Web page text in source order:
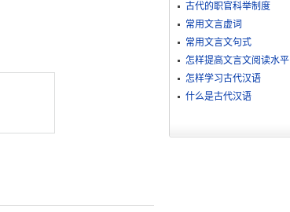
古代的职官科举制度
常用文言虚词
常用文言文句式
怎样提高文言文阅读水平
怎样学习古代汉语
什么是古代汉语